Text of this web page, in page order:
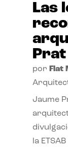
Las
Prat
por Flat
Jaume
la